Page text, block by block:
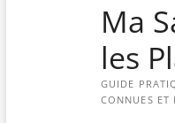
Ma
les
GUIDE
CONNUES ET